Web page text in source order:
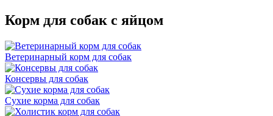
Корм для собак с яйцом
Ветеринарный корм для собак
Консервы для собак
Сухие корма для собак